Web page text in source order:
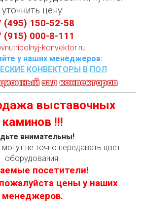
уточнить цену:
(495) 150-52-58
(915) 000-8-111
konvektor.ru
у наших менеджеров:
КОНВЕКТОРЫ В ПОЛ
зал конвекторов
выставочных
каминов !!!
внимательны!
не точно передавать цвет
оборудования.
посетители!
цены у наших
менеджеров.